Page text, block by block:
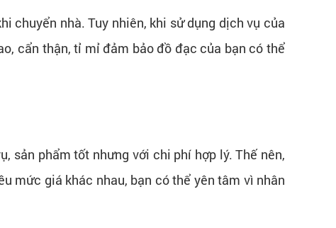
chuyển nhà. Tuy nhiên, khi sử dụng dịch vụ của
cẩn thận, tỉ mỉ đảm bảo đồ đạc của bạn có thể
sản phẩm tốt nhưng với chi phí hợp lý. Thế nên,
mức giá khác nhau, bạn có thể yên tâm vì nhân